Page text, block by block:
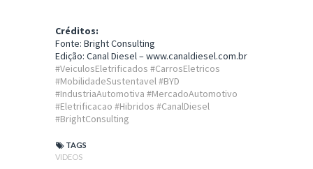
Créditos:
Fonte: Bright Consulting
Edição: Canal Diesel –www.canaldiesel.com.br
#VeiculosEletrificados #CarrosEletricos
#MobilidadeSustentavel #BYD
#IndustriaAutomotiva #MercadoAutomotivo
#Eletrificacao #Hibridos #CanalDiesel
#BrightConsulting
TAGS
VIDEOS